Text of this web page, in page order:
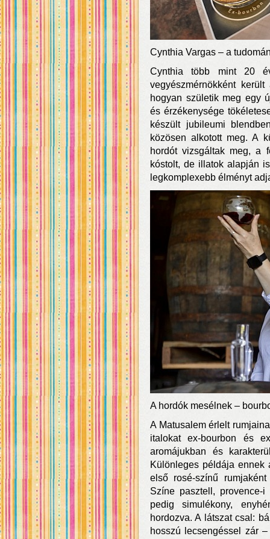
Cynthia Vargas – a
Cynthia több mint 20
vegyészmérnökként
hogyan születik meg egy
és érzékenysége
készült jubileumi
közösen alkotott meg. A
hordót vizsgáltak meg, a
kóstolt, de illatok alapján
legkomplexebb élményt
A hordók mesélnek –
A Matusalem érlelt
italokat ex-bourbon és
aromájukban és
Különleges példája
első rosé-színű
Színe pasztell, provence-
pedig simulékony,
hordozva. A látszat csal:
hosszú lecsengéssel zár